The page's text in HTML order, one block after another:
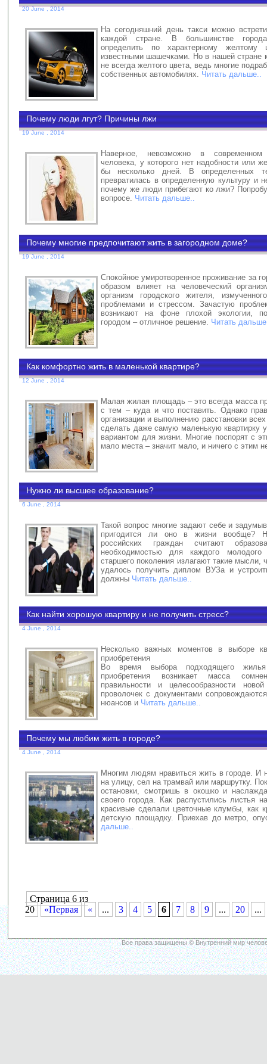
20 June , 2014
На сегодняшний день такси можно
каждой стране. В большинстве
определить по характерному желтому
известными шашечками. Но в нашей стране
не всегда желтого цвета, ведь многие
собственных автомобилях. Читать дальше..
Почему люди лгут? Причины лжи
19 June , 2014
Наверное, невозможно в
человека, у которого нет надобности или
бы несколько дней. В определенных
превратилась в определенную культуру и
почему же люди прибегают ко лжи?
вопросе. Читать дальше..
Почему многие предпочитают жить в загородном доме?
19 June , 2014
Спокойное умиротворенное проживание за
образом влияет на человеческий
организм городского жителя,
проблемами и стрессом. Зачастую
возникают на фоне плохой экологии,
городом – отличное решение. Читать
Как комфортно жить в маленькой квартире?
12 June , 2014
Малая жилая площадь – это всегда масса
с тем – куда и что поставить. Однако
организации и выполнению расстановки
сделать даже самую маленькую квартирку
вариантом для жизни. Многие поспорят с
мало места – значит мало, и ничего с этим
Нужно ли высшее образование?
6 June , 2014
Такой вопрос многие задают себе и
пригодится ли оно в жизни вообще?
российских граждан считают
необходимостью для каждого
старшего поколения излагают такие мысли,
удалось получить диплом ВУЗа и
должны Читать дальше..
Как найти хорошую квартиру и не получить стресс?
4 June , 2014
Несколько важных моментов в выборе
приобретения
Во время выбора подходящего
приобретения возникает масса
правильности и целесообразности
проволочек с документами
нюансов и Читать дальше..
Почему мы любим жить в городе?
4 June , 2014
Многим людям нравиться жить в городе. И
на улицу, сел на трамвай или маршрутку.
остановки, смотришь в окошко и
своего города. Как распустились листья
красивые сделали цветочные клумбы, как
детскую площадку. Приехав до метро,
дальше..
Страница 6 из
20
«Первая « ... 3 4 5 6 7 8 9 ... 20 ...
Все права защищены © Внутренний мир